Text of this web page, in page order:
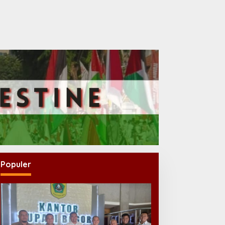
Populer